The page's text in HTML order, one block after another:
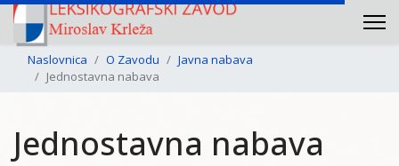
Naslovnica O Zavodu
Javna nabava
Jednostavna nabava
Jednostavna nabava